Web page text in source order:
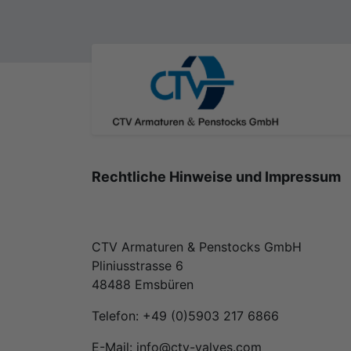
Rechtliche Hinweise und Impressum
CTV Armaturen & Penstocks GmbH
Pliniusstrasse 6
48488 Emsbüren
Telefon: +49 (0)5903 217 6866
E-Mail: info@ctv-valves.com